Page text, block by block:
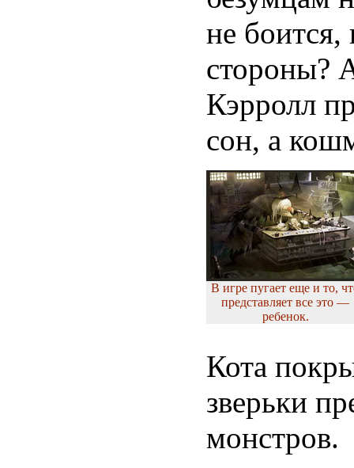
не боится,
стороны?
Кэрролл
сон, а
В игре пугает еще и то,
представляет все это —
ребенок.
Кота
зверьки
монстров.